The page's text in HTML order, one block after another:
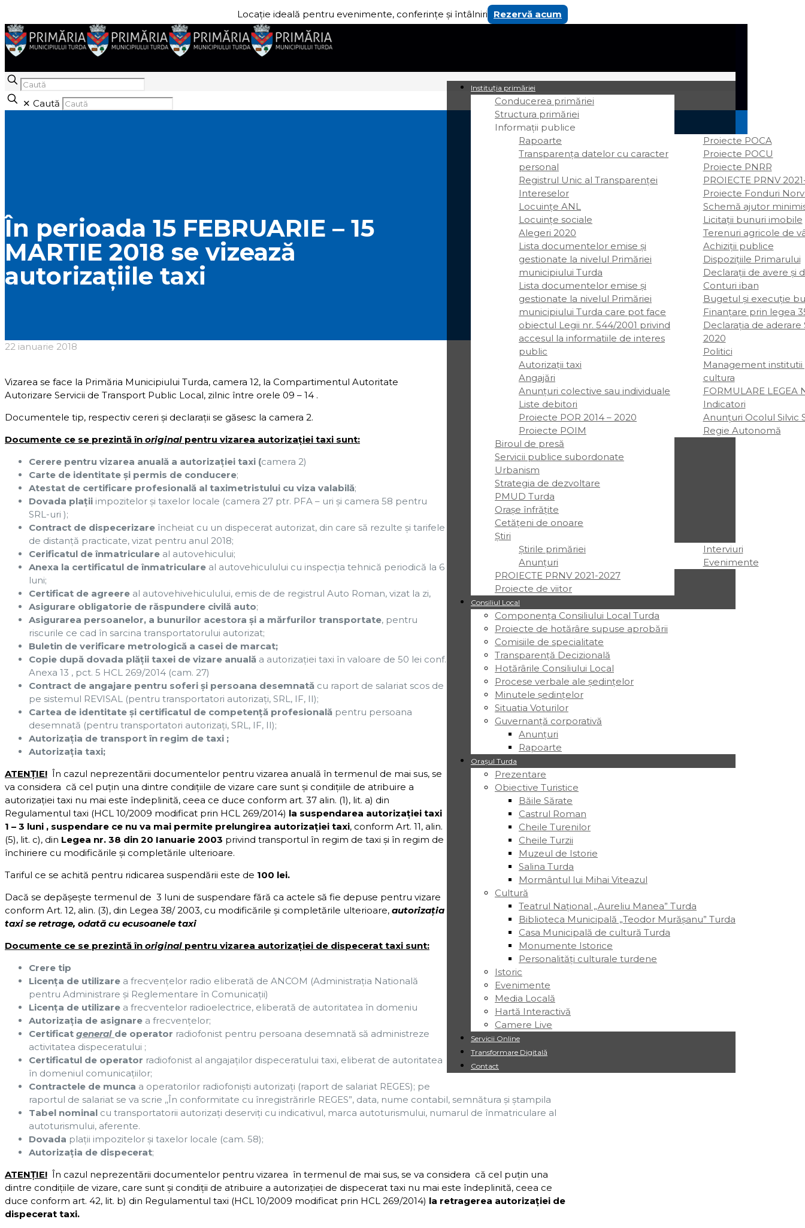
Locație ideală pentru evenimente, conferințe și întâlniri Rezervă acum
Instituția primăriei
Conducerea primăriei
Structura primăriei
Informații publice
Rapoarte
Transparența datelor cu caracter
personal
Registrul Unic al Transparenței
Intereselor
Locuințe ANL
Locuințe sociale
Alegeri 2020
Lista documentelor emise și
gestionate la nivelul Primăriei
municipiului Turda
Lista documentelor emise și
gestionate la nivelul Primăriei
municipiului Turda care pot face
obiectul Legii nr. 544/2001 privind
accesul la informatiile de interes
public
Autorizații taxi
Angajări
Anunțuri colective sau individuale
Liste debitori
Proiecte POR 2014 – 2020
Proiecte POIM
Proiecte POCA
Proiecte POCU
Proiecte PNRR
PROIECTE PRNV
Proiecte Fonduri
Schemă ajutor
Licitații bunuri imobile
Terenuri agricole de
Achiziții publice
Dispozițiile Primarului
Declarații de avere şi
Conturi iban
Bugetul şi execuţie
Finanțare prin legea
Declarația de aderare
2020
Politici
Management
cultura
FORMULARE LEGEA
Indicatori
Anunțuri Ocolul Silvic
Regie Autonomă
Biroul de presă
Servicii publice subordonate
Urbanism
Strategia de dezvoltare
PMUD Turda
Orașe înfrățite
Cetățeni de onoare
Știri
Știrile primăriei
Anunțuri
Interviuri
Evenimente
PROIECTE PRNV 2021-2027
Proiecte de viitor
Consiliul Local
Componența Consiliului Local Turda
Proiecte de hotărâre supuse aprobării
Comisiile de specialitate
Transparență Decizională
Hotărârile Consiliului Local
Procese verbale ale ședințelor
Minutele ședințelor
Situatia Voturilor
Guvernanță corporativă
Anunțuri
Rapoarte
Orașul Turda
Prezentare
Obiective Turistice
Băile Sărate
Castrul Roman
Cheile Turenilor
Cheile Turzii
Muzeul de Istorie
Salina Turda
Mormântul lui Mihai Viteazul
Cultură
Teatrul Național „Aureliu Manea” Turda
Biblioteca Municipală „Teodor Murășanu” Turda
Casa Municipală de cultură Turda
Monumente Istorice
Personalităţi culturale turdene
Istoric
Evenimente
Media Locală
Hartă Interactivă
Camere Live
Servicii Online
Transformare Digitală
Contact
✕ Caută
În perioada 15 FEBRUARIE – 15
MARTIE 2018 se vizează
autorizaţiile taxi
22 ianuarie 2018
Vizarea se face la Primăria Municipiului Turda, camera 12, la Compartimentul Autoritate
Autorizare Servicii de Transport Public Local, zilnic între orele 09 – 14 .
Documentele tip, respectiv cereri şi declaraţii se găsesc la camera 2.
Documente ce se prezintă în original pentru vizarea autorizaţiei taxi sunt:
Cerere pentru vizarea anuală a autorizaţiei taxi (camera 2)
Carte de identitate şi permis de conducere;
Atestat de certificare profesională al taximetristului cu viza valabilă;
Dovada plaţii impozitelor şi taxelor locale (camera 27 ptr. PFA – uri şi camera 58 pentru
SRL-uri );
Contract de dispecerizare încheiat cu un dispecerat autorizat, din care să rezulte şi tarifele
de distanţă practicate, vizat pentru anul 2018;
Cerificatul de înmatriculare al autovehicului;
Anexa la certificatul de înmatriculare al autovehiculului cu inspecţia tehnică periodică la 6
luni;
Certificat de agreere al autovehivehiculului, emis de de registrul Auto Roman, vizat la zi,
Asigurare obligatorie de răspundere civilă auto;
Asigurarea persoanelor, a bunurilor acestora şi a mărfurilor transportate, pentru
riscurile ce cad în sarcina transportatorului autorizat;
Buletin de verificare metrologică a casei de marcat;
Copie după dovada plăţii taxei de vizare anuală a autorizaţiei taxi în valoare de 50 lei conf.
Anexa 13 , pct. 5 HCL 269/2014 (cam. 27)
Contract de angajare pentru soferi şi persoana desemnată cu raport de salariat scos de
pe sistemul REVISAL (pentru transportatori autorizaţi, SRL, IF, II);
Cartea de identitate şi certificatul de competenţă profesională pentru persoana
desemnată (pentru transportatori autorizaţi, SRL, IF, II);
Autorizaţia de transport în regim de taxi ;
Autorizaţia taxi;
ATENŢIE! În cazul neprezentării documentelor pentru vizarea anuală în termenul de mai sus, se
va considera că cel puţin una dintre condiţiile de vizare care sunt şi condiţiile de atribuire a
autorizaţiei taxi nu mai este îndeplinită, ceea ce duce conform art. 37 alin. (1), lit. a) din
Regulamentul taxi (HCL 10/2009 modificat prin HCL 269/2014) la suspendarea autorizaţiei taxi
1 – 3 luni , suspendare ce nu va mai permite prelungirea autorizaţiei taxi, conform Art. 11, alin.
(5), lit. c), din Legea nr. 38 din 20 Ianuarie 2003 privind transportul în regim de taxi şi în regim de
închiriere cu modificările şi completările ulterioare.
Tariful ce se achită pentru ridicarea suspendării este de 100 lei.
Dacă se depăşeşte termenul de 3 luni de suspendare fără ca actele să fie depuse pentru vizare
conform Art. 12, alin. (3), din Legea 38/ 2003, cu modificările şi completările ulterioare, autorizaţia
taxi se retrage, odată cu ecusoanele taxi
Documente ce se prezintă în original pentru vizarea autorizaţiei de dispecerat taxi sunt:
Crere tip
Licenţa de utilizare a frecvenţelor radio eliberată de ANCOM (Administraţia Natională
pentru Administrare şi Reglementare în Comunicaţii)
Licenţa de utilizare a frecventelor radioelectrice, eliberată de autoritatea în domeniu
Autorizaţia de asignare a frecvenţelor;
Certificat general de operator radiofonist pentru persoana desemnată să administreze
activitatea dispeceratului ;
Certificatul de operator radiofonist al angajaţilor dispeceratului taxi, eliberat de autoritatea
în domeniul comunicaţiilor;
Contractele de munca a operatorilor radiofonişti autorizaţi (raport de salariat REGES); pe
raportul de salariat se va scrie ,,În conformitate cu înregistrărirle REGES”, data, nume contabil, semnătura şi ştampila
Tabel nominal cu transportatorii autorizaţi deserviţi cu indicativul, marca autoturismului, numarul de înmatriculare al
autoturismului, aferente.
Dovada plaţii impozitelor şi taxelor locale (cam. 58);
Autorizaţia de dispecerat;
ATENŢIE! În cazul neprezentării documentelor pentru vizarea în termenul de mai sus, se va considera că cel puţin una
dintre condiţiile de vizare, care sunt şi condiţii de atribuire a autorizaţiei de dispecerat taxi nu mai este îndeplinită, ceea ce
duce conform art. 42, lit. b) din Regulamentul taxi (HCL 10/2009 modificat prin HCL 269/2014) la retragerea autorizaţiei de
dispecerat taxi.